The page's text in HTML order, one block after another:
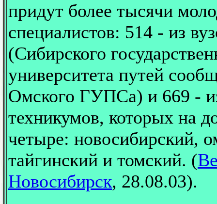
придут более тысячи
специалистов: 514 - из
(Сибирского
университета путей
Омcкого ГУПСа) и 669 -
техникумов, которых на
четыре: новосибирский,
тайгинский и томский. (
Новосибирск, 28.08.03).